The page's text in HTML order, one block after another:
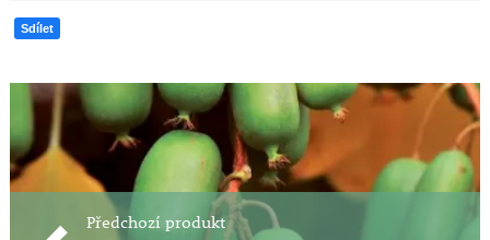
Sdílet
Předchozí produkt